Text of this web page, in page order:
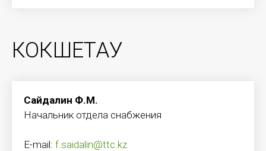
КОКШЕТАУ
Сайдалин Ф.М.
Начальник отдела снабжения
E-mail: f.saidalin@ttc.kz